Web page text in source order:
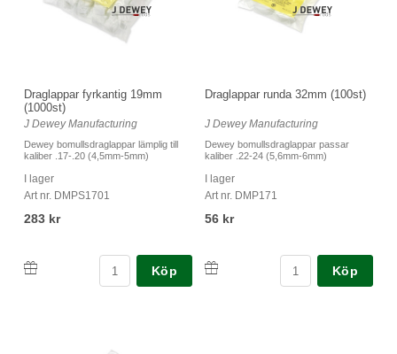
Draglappar fyrkantig 19mm
(1000st)
J Dewey Manufacturing
Dewey bomullsdraglappar lämplig till
kaliber .17-.20 (4,5mm-5mm)
I lager
Art nr. DMPS1701
283 kr
Köp
Draglappar runda 32mm (100st)
J Dewey Manufacturing
Dewey bomullsdraglappar passar
kaliber .22-24 (5,6mm-6mm)
I lager
Art nr. DMP171
56 kr
Köp